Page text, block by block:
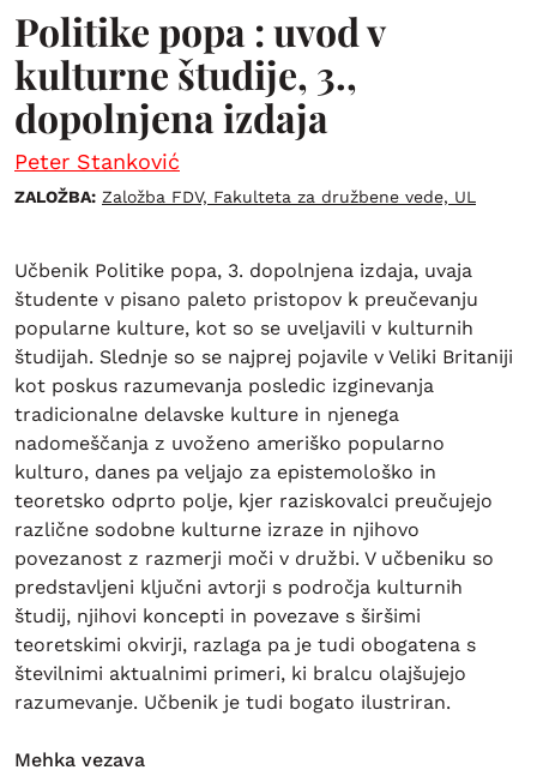
Politike popa : uvod v
kulturne študije, 3.,
dopolnjena izdaja
Peter Stanković
ZALOŽBA: Založba FDV, Fakulteta za družbene vede, UL
Učbenik Politike popa, 3. dopolnjena izdaja, uvaja
študente v pisano paleto pristopov k preučevanju
popularne kulture, kot so se uveljavili v kulturnih
študijah. Slednje so se najprej pojavile v Veliki Britaniji
kot poskus razumevanja posledic izginevanja
tradicionalne delavske kulture in njenega
nadomeščanja z uvoženo ameriško popularno
kulturo, danes pa veljajo za epistemološko in
teoretsko odprto polje, kjer raziskovalci preučujejo
različne sodobne kulturne izraze in njihovo
povezanost z razmerji moči v družbi. V učbeniku so
predstavljeni ključni avtorji s področja kulturnih
študij, njihovi koncepti in povezave s širšimi
teoretskimi okvirji, razlaga pa je tudi obogatena s
številnimi aktualnimi primeri, ki bralcu olajšujejo
razumevanje. Učbenik je tudi bogato ilustriran.
Mehka vezava